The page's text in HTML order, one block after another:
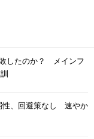
したのか？ メインフ
性、回避策なし 速やか